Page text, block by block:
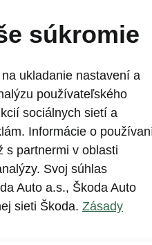
Nová Škoda
Kam si dať
kabát pod
priestor na
súkromie
ukladanie nastavení a
používateľského
sociálnych sietí a
Informácie o
s partnermi v oblasti
Svoj súhlas
Auto a.s., Škoda Auto
sieti Škoda. Zásady